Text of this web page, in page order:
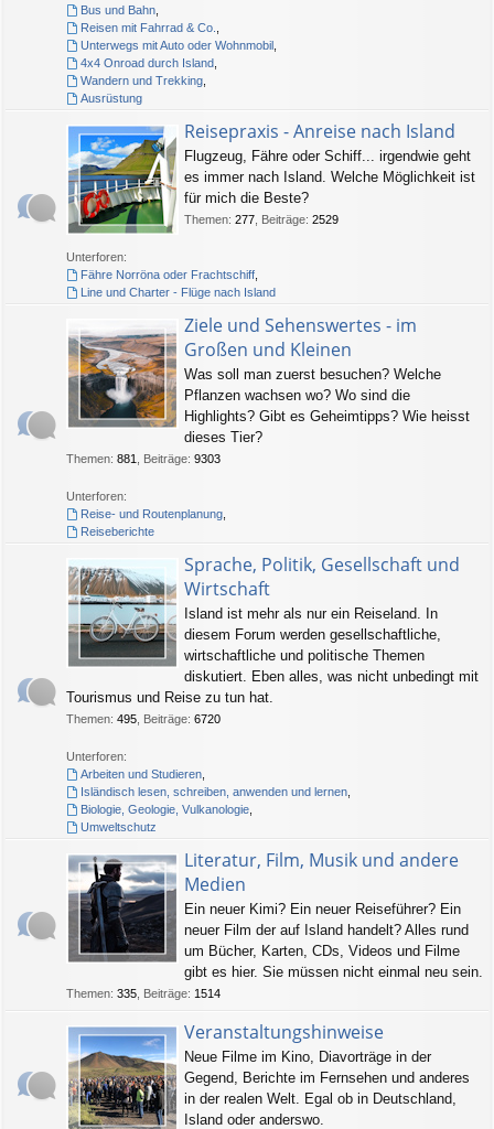
Bus und Bahn,
Reisen mit Fahrrad & Co.
Unterwegs mit Auto oder Wohnmobil,
4x4 Onroad durch Island,
Wandern und Trekking,
Ausrüstung
Reisepraxis - Anreise nach Island
Flugzeug, Fähre oder Schiff... irgendwie geht
es immer nach Island. Welche Möglichkeit ist
für mich die Beste?
Themen: 277 Beiträge: 2529
Unterforen:
Fähre Norröna oder Frachtschiff,
Line und Charter - Flüge nach Island
Ziele und Sehenswertes - im
Großen und Kleinen
Was soll man zuerst besuchen? Welche
Pflanzen wachsen wo? Wo sind die
Highlights? Gibt es Geheimtipps? Wie heisst
dieses Tier?
Themen: 881 Beiträge: 9303
Unterforen:
Reise- und Routenplanung,
Reiseberichte
Sprache, Politik, Gesellschaft und
Wirtschaft
Island ist mehr als nur ein Reiseland. In
diesem Forum werden gesellschaftliche,
wirtschaftliche und politische Themen
diskutiert. Eben alles, was nicht unbedingt mit
Tourismus und Reise zu tun hat.
Themen: 495 Beiträge: 6720
Unterforen:
Arbeiten und Studieren,
Isländisch lesen, schreiben, anwenden und lernen,
Biologie, Geologie, Vulkanologie,
Umweltschutz
Literatur, Film, Musik und andere
Medien
Ein neuer Kimi? Ein neuer Reiseführer? Ein
neuer Film der auf Island handelt? Alles rund
um Bücher, Karten, CDs, Videos und Filme
gibt es hier. Sie müssen nicht einmal neu sein.
Themen: 335 Beiträge: 1514
Veranstaltungshinweise
Neue Filme im Kino, Diavorträge in der
Gegend, Berichte im Fernsehen und anderes
in der realen Welt. Egal ob in Deutschland,
Island oder anderswo.